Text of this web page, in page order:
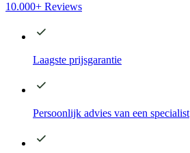
10.000+ Reviews
Laagste prijsgarantie
Persoonlijk advies van een specialist